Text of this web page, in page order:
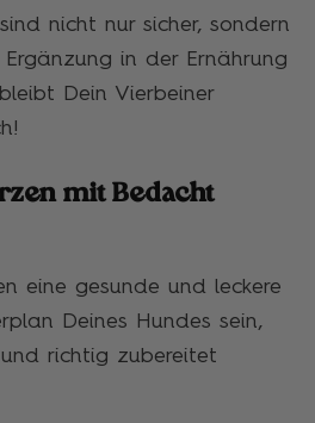
nicht nur sicher, sondern
in der Ernährung
Dein Vierbeiner
mit Bedacht
eine gesunde und leckere
Deines Hundes sein,
richtig zubereitet